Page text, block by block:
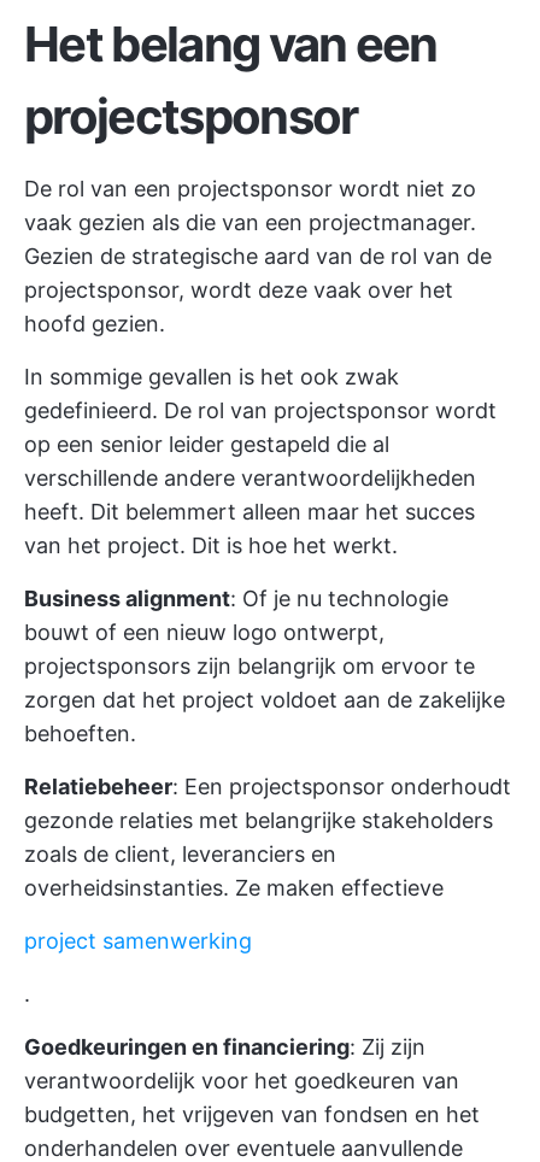
Het belang van een
projectsponsor
De rol van een projectsponsor wordt niet zo
vaak gezien als die van een projectmanager.
Gezien de strategische aard van de rol van de
projectsponsor, wordt deze vaak over het
hoofd gezien.
In sommige gevallen is het ook zwak
gedefinieerd. De rol van projectsponsor wordt
op een senior leider gestapeld die al
verschillende andere verantwoordelijkheden
heeft. Dit belemmert alleen maar het succes
van het project. Dit is hoe het werkt.
Business alignment: Of je nu technologie
bouwt of een nieuw logo ontwerpt,
projectsponsors zijn belangrijk om ervoor te
zorgen dat het project voldoet aan de zakelijke
behoeften.
Relatiebeheer: Een projectsponsor onderhoudt
gezonde relaties met belangrijke stakeholders
zoals de client, leveranciers en
overheidsinstanties. Ze maken effectieve
project samenwerking
.
Goedkeuringen en financiering: Zij zijn
verantwoordelijk voor het goedkeuren van
budgetten, het vrijgeven van fondsen en het
onderhandelen over eventuele aanvullende